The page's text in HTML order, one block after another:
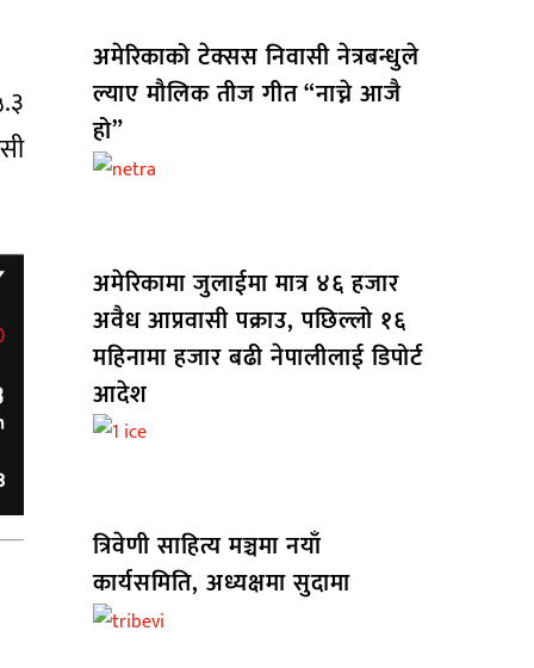
अमेरिकाको टेक्सस निवासी नेत्रबन्धुले
ल्याए मौलिक तीज गीत “नाच्ने आजै
हो”
अमेरिकामा जुलाईमा मात्र ४६ हजार
अवैध आप्रवासी पक्राउ, पछिल्लो १६
महिनामा हजार बढी नेपालीलाई डिपोर्ट
आदेश
त्रिवेणी साहित्य मञ्चमा नयाँ
कार्यसमिति, अध्यक्षमा सुदामा